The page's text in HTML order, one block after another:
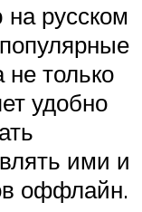
русском
не только
удобно
ими и
оффлайн.